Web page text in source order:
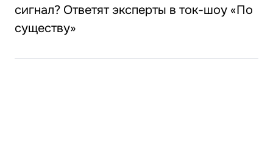
сигнал? Ответят эксперты в ток-шоу «По
существу»